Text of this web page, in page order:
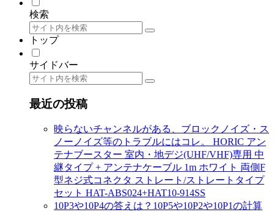
検索
トップ
サイドバー
最近の投稿
映らないチャンネルがある、ブロックノイズ・ス
ノーノイズ等のトラブルにはコレ。 HORIC アン
テナブースター 室内・地デジ(UHF/VHF)専用 中
継タイプ + アンテナケーブル 1m ホワイト 両側F
型ネジ式コネクタ ストレート/ストレートタイプ
セット HAT-ABS024+HAT10-914SS
10P3や10P4の答えは？10P5や10P2や10P1の計算